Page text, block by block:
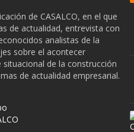
de CASALCO, en el que
de actualidad, entrevista con
analistas de la
sobre el acontecer
de la construcción
de actualidad empresarial.